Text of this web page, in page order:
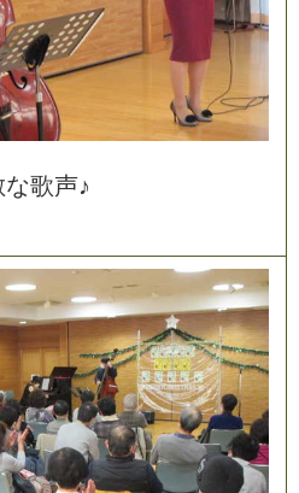
な歌声♪